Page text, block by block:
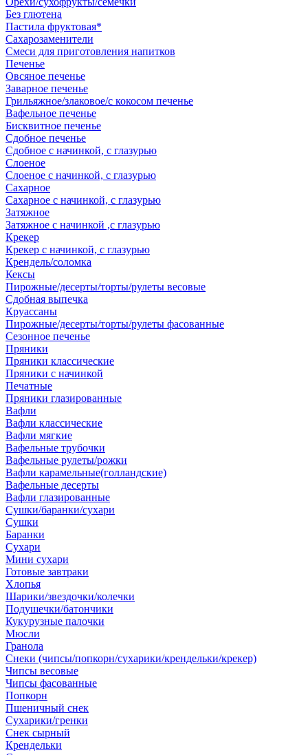
Без глютена
Пастила фруктовая*
Сахарозаменители
Смеси для приготовления напитков
Печенье
Овсяное печенье
Заварное печенье
Грильяжное/злаковое/с кокосом печенье
Вафельное печенье
Бисквитное печенье
Сдобное печенье
Сдобное с начинкой, с глазурью
Слоеное
Слоеное с начинкой, с глазурью
Сахарное
Сахарное с начинкой, с глазурью
Затяжное
Затяжное с начинкой ,с глазурью
Крекер
Крекер с начинкой, с глазурью
Крендель/соломка
Кексы
Пирожные/десерты/торты/рулеты весовые
Сдобная выпечка
Круассаны
Пирожные/десерты/торты/рулеты фасованные
Сезонное печенье
Пряники
Пряники классические
Пряники с начинкой
Печатные
Пряники глазированные
Вафли
Вафли классические
Вафли мягкие
Вафельные трубочки
Вафельные рулеты/рожки
Вафли карамельные(голландские)
Вафельные десерты
Вафли глазированные
Сушки/баранки/сухари
Сушки
Баранки
Сухари
Мини сухари
Готовые завтраки
Хлопья
Шарики/звездочки/колечки
Подушечки/батончики
Кукурузные палочки
Мюсли
Гранола
Снеки (чипсы/попкорн/сухарики/крендельки/крекер)
Чипсы весовые
Чипсы фасованные
Попкорн
Пшеничный снек
Сухарики/гренки
Снек сырный
Крендельки